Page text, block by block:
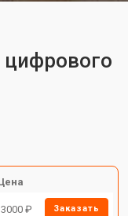
цифрового
₽ Заказать